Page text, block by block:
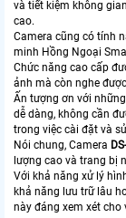
và tiết kiệm không
cao.
Camera cũng có tính
minh Hồng Ngoại
Chức năng cao cấp
ảnh mà còn nghe
Ấn tượng ơn với
dễ dàng, không cần
trong việc cài đặt và
Nói chung, Camera
lượng cao và trang bị
Với khả năng xử lý
khả năng lưu trữ lâu
này đáng xem xét cho